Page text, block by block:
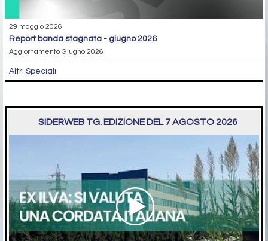
29 maggio 2026
report banda stagnata - giugno 2026
Aggiornamento Giugno 2026
Altri Speciali
SIDERWEB TG. EDIZIONE DEL 7 AGOSTO 2026